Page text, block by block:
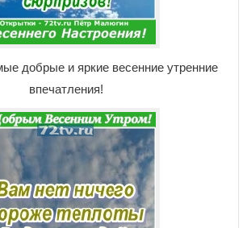
добрые и яркие весенние утренние
впечатления!